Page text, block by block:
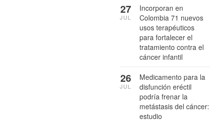
Incorporan en
Colombia 71 nuevos
usos terapéuticos
para fortalecer el
tratamiento contra el
cáncer infantil
27
JUL
Medicamento para la
disfunción eréctil
podría frenar la
metástasis del cáncer:
estudio
26
JUL